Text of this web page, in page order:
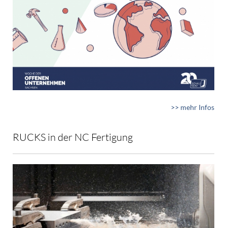
>> mehr Infos
RUCKS in der NC Fertigung